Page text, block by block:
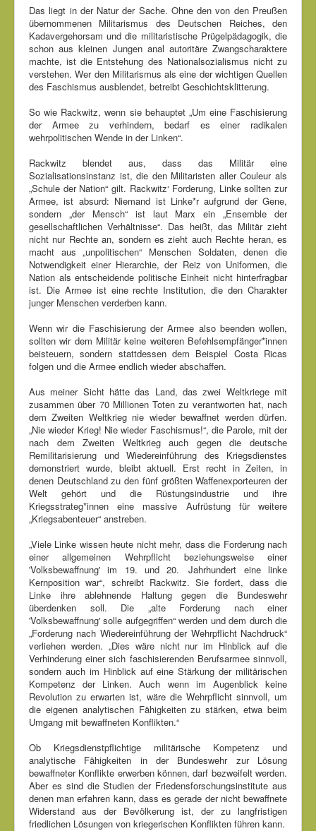
Das liegt in der Natur der Sache. Ohne den von den Preußen
übernommenen Militarismus des Deutschen Reiches, den
Kadavergehorsam und die militaristische Prügelpädagogik, die
schon aus kleinen Jungen anal autoritäre Zwangscharaktere
machte, ist die Entstehung des Nationalsozialismus nicht zu
verstehen. Wer den Militarismus als eine der wichtigen Quellen
des Faschismus ausblendet, betreibt Geschichtsklitterung.
So wie Rackwitz, wenn sie behauptet „Um eine Faschisierung
der Armee zu verhindern, bedarf es einer radikalen
wehrpolitischen Wende in der Linken“.
Rackwitz blendet aus, dass das Militär eine
Sozialisationsinstanz ist, die den Militaristen aller Couleur als
„Schule der Nation“ gilt. Rackwitz‘ Forderung, Linke sollten zur
Armee, ist absurd: Niemand ist Linke*r aufgrund der Gene,
sondern „der Mensch“ ist laut Marx ein „Ensemble der
gesellschaftlichen Verhältnisse“. Das heißt, das Militär zieht
nicht nur Rechte an, sondern es zieht auch Rechte heran, es
macht aus „unpolitischen“ Menschen Soldaten, denen die
Notwendigkeit einer Hierarchie, der Reiz von Uniformen, die
Nation als entscheidende politische Einheit nicht hinterfragbar
ist. Die Armee ist eine rechte Institution, die den Charakter
junger Menschen verderben kann.
Wenn wir die Faschisierung der Armee also beenden wollen,
sollten wir dem Militär keine weiteren Befehlsempfänger*innen
beisteuern, sondern stattdessen dem Beispiel Costa Ricas
folgen und die Armee endlich wieder abschaffen.
Aus meiner Sicht hätte das Land, das zwei Weltkriege mit
zusammen über 70 Millionen Toten zu verantworten hat, nach
dem Zweiten Weltkrieg nie wieder bewaffnet werden dürfen.
„Nie wieder Krieg! Nie wieder Faschismus!“, die Parole, mit der
nach dem Zweiten Weltkrieg auch gegen die deutsche
Remilitarisierung und Wiedereinführung des Kriegsdienstes
demonstriert wurde, bleibt aktuell. Erst recht in Zeiten, in
denen Deutschland zu den fünf größten Waffenexporteuren der
Welt gehört und die Rüstungsindustrie und ihre
Kriegsstrateg*innen eine massive Aufrüstung für weitere
„Kriegsabenteuer“ anstreben.
„Viele Linke wissen heute nicht mehr, dass die Forderung nach
einer allgemeinen Wehrpflicht beziehungsweise einer
'Volksbewaffnung' im 19. und 20. Jahrhundert eine linke
Kernposition war“, schreibt Rackwitz. Sie fordert, dass die
Linke ihre ablehnende Haltung gegen die Bundeswehr
überdenken soll. Die „alte Forderung nach einer
'Volksbewaffnung' solle aufgegriffen“ werden und dem durch die
„Forderung nach Wiedereinführung der Wehrpflicht Nachdruck“
verliehen werden. „Dies wäre nicht nur im Hinblick auf die
Verhinderung einer sich faschisierenden Berufsarmee sinnvoll,
sondern auch im Hinblick auf eine Stärkung der militärischen
Kompetenz der Linken. Auch wenn im Augenblick keine
Revolution zu erwarten ist, wäre die Wehrpflicht sinnvoll, um
die eigenen analytischen Fähigkeiten zu stärken, etwa beim
Umgang mit bewaffneten Konflikten.“
Ob Kriegsdienstpflichtige militärische Kompetenz und
analytische Fähigkeiten in der Bundeswehr zur Lösung
bewaffneter Konflikte erwerben können, darf bezweifelt werden.
Aber es sind die Studien der Friedensforschungsinstitute aus
denen man erfahren kann, dass es gerade der nicht bewaffnete
Widerstand aus der Bevölkerung ist, der zu langfristigen
friedlichen Lösungen von kriegerischen Konflikten führen kann.